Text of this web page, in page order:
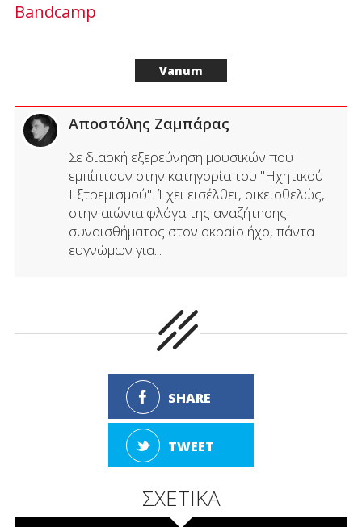
Bandcamp
Vanum
Αποστόλης Ζαμπάρας
Σε διαρκή εξερεύνηση μουσικών που
εμπίπτουν στην κατηγορία του "Ηχητικού
Εξτρεμισμού". Έχει εισέλθει, οικειοθελώς,
στην αιώνια φλόγα της αναζήτησης
συναισθήματος στον ακραίο ήχο, πάντα
ευγνώμων για...
SHARE
TWEET
ΣΧΕΤΙΚΑ